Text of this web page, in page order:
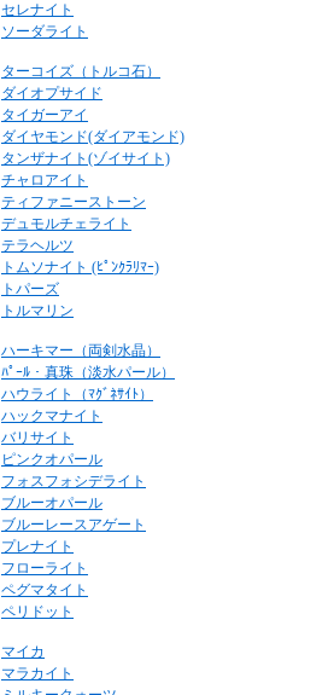
セレナイト
ソーダライト
ターコイズ（トルコ石）
ダイオプサイド
タイガーアイ
ダイヤモンド(ダイアモンド)
タンザナイト(ゾイサイト)
チャロアイト
ティファニーストーン
デュモルチェライト
テラヘルツ
トムソナイト (ﾋﾟﾝｸﾗﾘﾏｰ)
トパーズ
トルマリン
ハーキマー（両剣水晶）
ﾊﾟｰﾙ・真珠（淡水パール）
ハウライト（ﾏｸﾞﾈｻｲﾄ）
ハックマナイト
バリサイト
ピンクオパール
フォスフォシデライト
ブルーオパール
ブルーレースアゲート
プレナイト
フローライト
ペグマタイト
ペリドット
マイカ
マラカイト